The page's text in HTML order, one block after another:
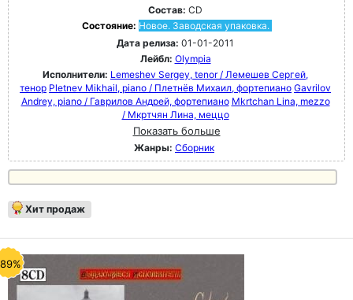
Состав: CD
Состояние: Новое. Заводская упаковка.
Дата релиза: 01-01-2011
Лейбл: Olympia
Исполнители: Lemeshev Sergey, tenor / Лемешев Сергей,
тенор Pletnev Mikhail, piano / Плетнёв Михаил, фортепиано Gavrilov
Andrey, piano / Гаврилов Андрей, фортепиано Mkrtchan Lina, mezzo
/ Мкртчян Лина, меццо
Показать больше
Жанры: Сборник
Хит продаж